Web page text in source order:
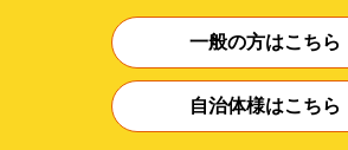
一般の方はこちら
自治体様はこちら